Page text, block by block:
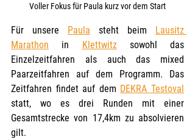
Voller Fokus für Paula kurz vor dem Start
Für unsere Paula steht beim Lausitz
Marathon in Klettwitz sowohl das
Einzelzeitfahren als auch das mixed
Paarzeitfahren auf dem Programm. Das
Zeitfahren findet auf dem DEKRA Testoval
statt, wo es drei Runden mit einer
Gesamtstrecke von 17,4km zu absolvieren
gilt.